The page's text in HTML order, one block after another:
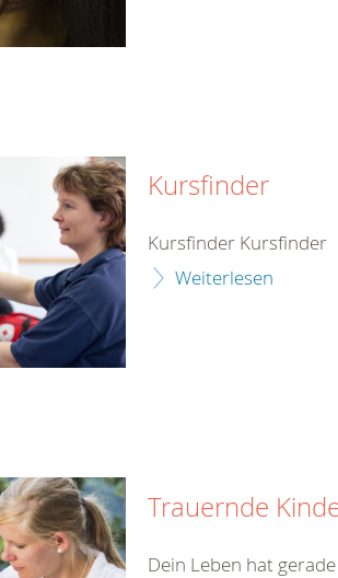
Kursfinder
Kursfinder Kursfinder
Weiterlesen
Trauernde
Dein Leben hat